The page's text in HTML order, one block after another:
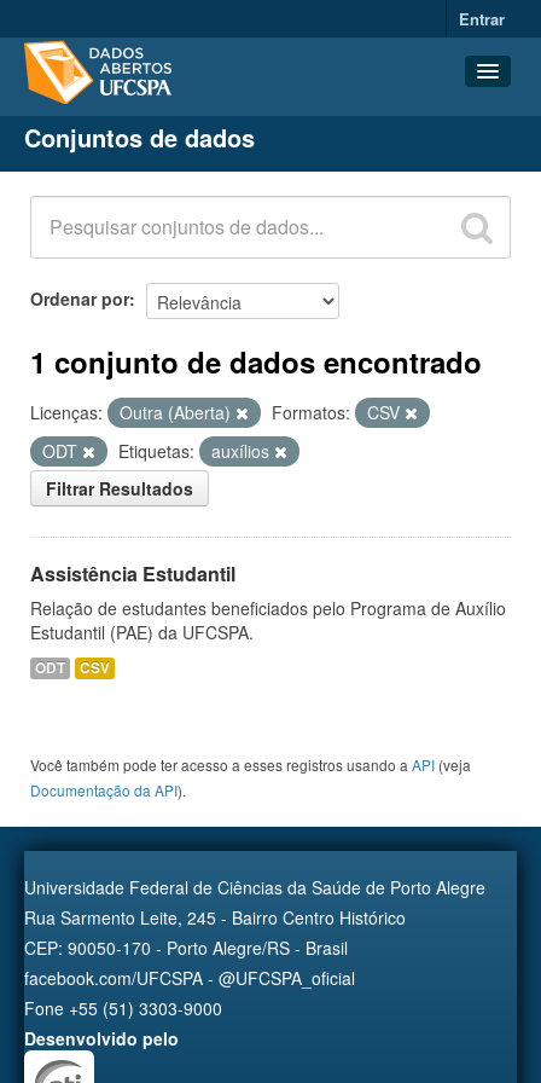
Entrar
Conjuntos de dados
Organizações
Grupos
Sobre
Conjuntos de dados
Ordenar por
1 conjunto de dados encontrado
Licenças: Outra (Aberta) Formatos:
CSV
ODT
Etiquetas:
auxílios
Filtrar Resultados
Assistência Estudantil
Relação de estudantes beneficiados pelo Programa de Auxílio
Estudantil (PAE) da UFCSPA.
ODT CSV
Você também pode ter acesso a esses registros usando a API (veja
Documentação da API).
Universidade Federal de Ciências da Saúde de Porto Alegre
Rua Sarmento Leite, 245 - Bairro Centro Histórico
CEP: 90050-170 - Porto Alegre/RS - Brasil
facebook.com/UFCSPA - @UFCSPA_oficial
Fone +55 (51) 3303-9000
Desenvolvido pelo